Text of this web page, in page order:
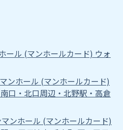
ール (マンホールカード) ウォ
ンホール (マンホールカード)
口・北口周辺・北野駅・高倉
ンホール (マンホールカード)